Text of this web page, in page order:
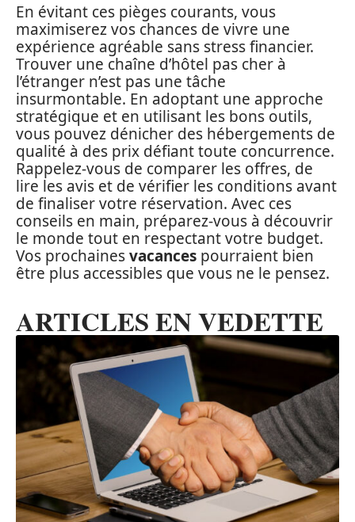
En évitant ces pièges courants, vous
maximiserez vos chances de vivre une
expérience agréable sans stress financier.
Trouver une chaîne d’hôtel pas cher à
l’étranger n’est pas une tâche
insurmontable. En adoptant une approche
stratégique et en utilisant les bons outils,
vous pouvez dénicher des hébergements de
qualité à des prix défiant toute concurrence.
Rappelez-vous de comparer les offres, de
lire les avis et de vérifier les conditions avant
de finaliser votre réservation. Avec ces
conseils en main, préparez-vous à découvrir
le monde tout en respectant votre budget.
Vos prochainesvacances pourraient bien
être plus accessibles que vous ne le pensez.
ARTICLES EN VEDETTE